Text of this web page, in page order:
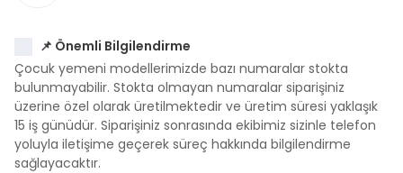
📌 Önemli Bilgilendirme
Çocuk yemeni modellerimizde bazı numaralar stokta
bulunmayabilir. Stokta olmayan numaralar siparişiniz
üzerine özel olarak üretilmektedir ve üretim süresi yaklaşık
15 iş günüdür. Siparişiniz sonrasında ekibimiz sizinle telefon
yoluyla iletişime geçerek süreç hakkında bilgilendirme
sağlayacaktır.